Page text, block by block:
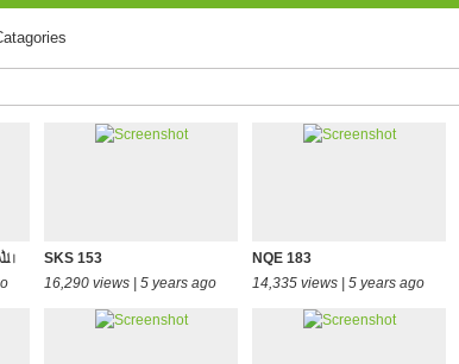
SKS 153
16,290 views | 5 years ago
NQE 183
14,335 views | 5 years ago